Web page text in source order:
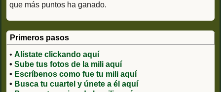
que más puntos ha ganado.
Primeros pasos
• Alístate clickando aquí
• Sube tus fotos de la mili aquí
• Escríbenos como fue tu mili aquí
• Busca tu cuartel y únete a él aquí